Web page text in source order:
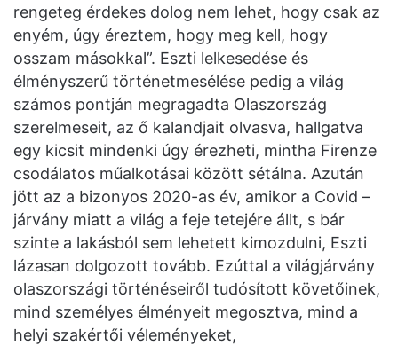
rengeteg érdekes dolog nem lehet, hogy csak az
enyém, úgy éreztem, hogy meg kell, hogy
osszam másokkal”. Eszti lelkesedése és
élményszerű történetmesélése pedig a világ
számos pontján megragadta Olaszország
szerelmeseit, az ő kalandjait olvasva, hallgatva
egy kicsit mindenki úgy érezheti, mintha Firenze
csodálatos műalkotásai között sétálna. Azután
jött az a bizonyos 2020-as év, amikor a Covid –
járvány miatt a világ a feje tetejére állt, s bár
szinte a lakásból sem lehetett kimozdulni, Eszti
lázasan dolgozott tovább. Ezúttal a világjárvány
olaszországi történéseiről tudósított követőinek,
mind személyes élményeit megosztva, mind a
helyi szakértői véleményeket,